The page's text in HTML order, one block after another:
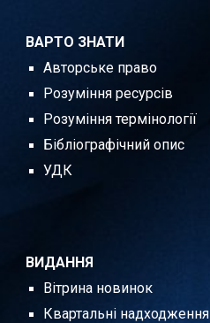
ВАРТО ЗНАТИ
Авторське право
Розуміння ресурсів
Розуміння термінології
Бібліографічний опис
УДК
ВИДАННЯ
Вітрина новинок
Квартальні надходження